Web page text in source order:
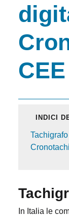
CEE
INDICI
In Italia le